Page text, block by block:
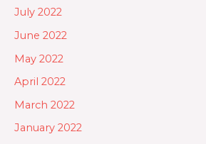
July 2022
June 2022
May 2022
April 2022
March 2022
January 2022